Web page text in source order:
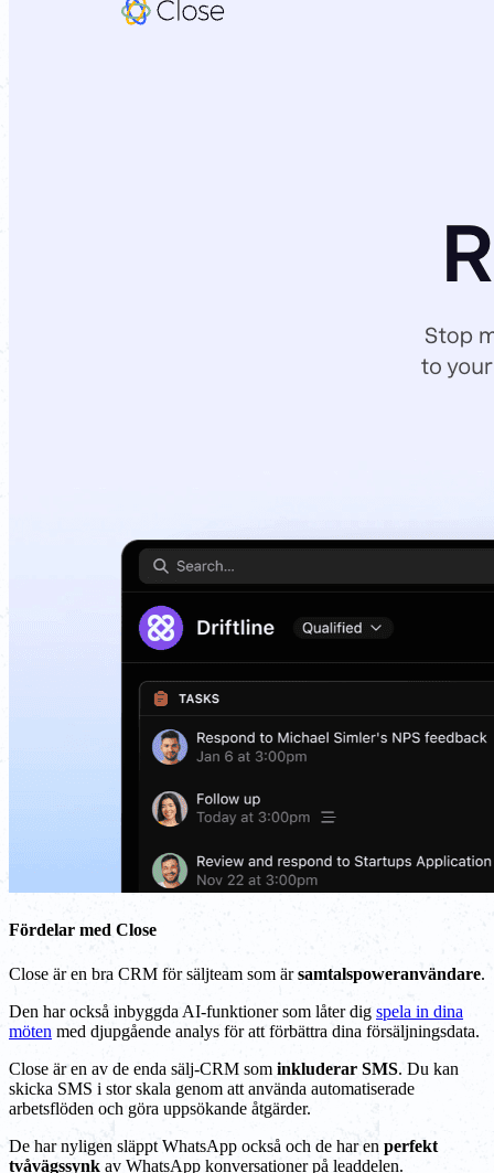
Fördelar med Close
Close är en bra CRM för säljteam som ärsamtalspoweranvändare.
Den har också inbyggda AI-funktioner som låter dig spela in dina
möten med djupgående analys för att förbättra dina försäljningsdata.
Close är en av de enda sälj-CRM som inkluderar SMS. Du kan
skicka SMS i stor skala genom att använda automatiserade
arbetsflöden och göra uppsökande åtgärder.
De har nyligen släppt WhatsApp också och de har en perfekt
tvåvägssynk av WhatsApp konversationer på leaddelen.